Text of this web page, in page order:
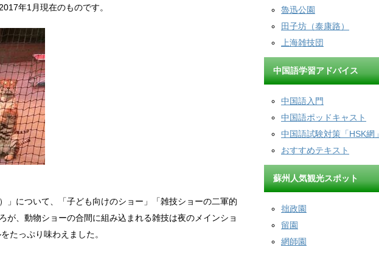
年1月現在のものです。
」について、「子ども向けのショー」「雑技ショーの二軍的
が、動物ショーの合間に組み込まれる雑技は夜のメインショ
たっぷり味わえました。
魯迅公園
田子坊（泰康路）
上海雑技団
中国語学習アドバイス
中国語入門
中国語ポッドキャスト
中国語試験対策「HSK網」
おすすめテキスト
蘇州人気観光スポット
拙政園
留園
網師園